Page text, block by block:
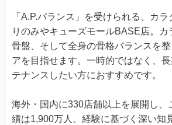
「A.P.バランス」を受けられる、カ
りのみやキューズモールBASE店。カ
骨盤、そして全身の骨格バランスを
アを目指せます。一時的ではなく、
テナンスしたい方におすすめです。
海外・国内に330店舗以上を展開し、
績は1,900万人。経験に基づく深い知